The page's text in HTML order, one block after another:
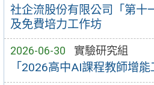
社企流股份有限公司「第十
及免費培力工作坊
2026-06-30 實驗研究組
「2026高中AI課程教師增能